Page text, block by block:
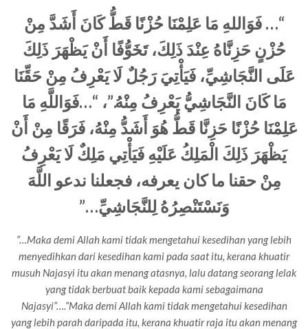
“
…فَوَاللهِ مَا عَلِمْنَا حُزْنًا قَطُّ كَانَ أَشَدَّ مِنْ
حُزْنٍ حَزِنَّاهُ عِنْدَ ذَلِكَ، تَخَوُّفًا أَنْ يَظْهَرَ ذَلِكَ
عَلَى النَّجَاشِيِّ، فَيَأْتِيَ رَجُلٌ لَا يَعْرِفُ مِنْ حَقِّنَا
مَا كَانَ النَّجَاشِيُّ يَعْرِفُ مِنْهُ.”، “…فَوَاللَّهِ مَا
عَلِمْنَا حُزْنًا حَزِنَّا قَطُّ هُوَ أَشَدُّ مِنْهُ، فَرَقًا مِنْ أَنْ
يَظْهَرَ ذَلِكَ الْمَلِكُ عَلَيْهِ فَيَأْتِي مَلِكٌ لَا يَعْرِفُ
مِنْ حقنا ما كان يعرفه، فجعلنا ندعو اللَّهَ
وَنَسْتَنْصِرُهُ لِلنَّجَاشِيِّ…”
“…Maka demi Allah kami tidak mengetahui kesedihan yang lebih
menyedihkan dari kesedihan kami pada saat itu, kerana khuatir
musuh Najasyi itu akan menang atasnya, lalu datang seorang lelak
yang tidak berbuat baik kepada kami sebagaimana
Najasyi”….“Maka demi Allah kami tidak mengetahui kesedihan
yang lebih parah daripada itu, kerana khuatir raja itu akan menang